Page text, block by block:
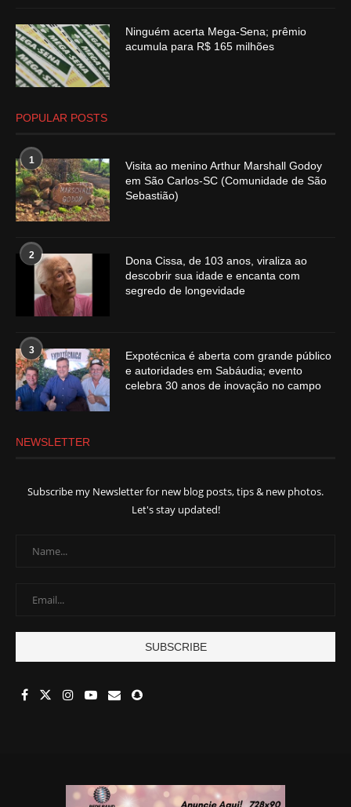
Ninguém acerta Mega-Sena; prêmio
acumula para R$ 165 milhões
POPULAR POSTS
1
Visita ao menino Arthur Marshall Godoy
em São Carlos-SC (Comunidade de São
Sebastião)
2
Dona Cissa, de 103 anos, viraliza ao
descobrir sua idade e encanta com
segredo de longevidade
3
Expotécnica é aberta com grande público
e autoridades em Sabáudia; evento
celebra 30 anos de inovação no campo
NEWSLETTER
Subscribe my Newsletter for new blog posts, tips & new photos.
Let's stay updated!